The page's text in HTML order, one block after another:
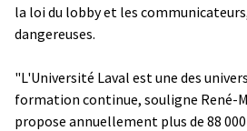
la loi du lobby et les
dangereuses.
"L'Université Laval est une des
formation continue, souligne René-
propose annuellement plus de 88